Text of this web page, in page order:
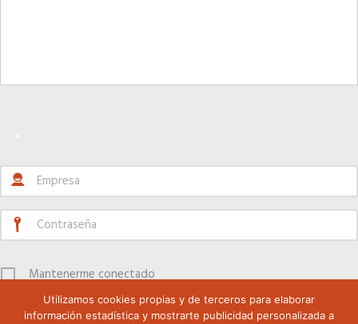
Mantenerme conectado
Registrarse
Utilizamos cookies propias y de terceros para elaborar
información estadística y mostrarte publicidad personalizada a